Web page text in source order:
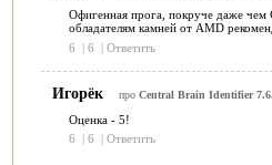
Офигенная прога, покруче даже чем
обладателям камней от AMD
6
| 6 | Ответить
Игорёк про Central Brain Identifier
Оценка - 5!
6
| 6 | Ответить